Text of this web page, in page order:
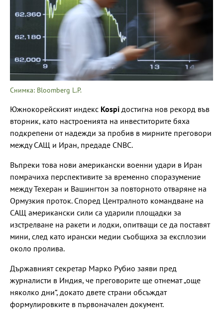
Снимка: Bloomberg L.P.
Южнокорейският индекс Kospi достигна нов рекорд във
вторник, като настроенията на инвеститорите бяха
подкрепени от надежди за пробив в мирните преговори
между САЩ и Иран, предаде CNBC.
Въпреки това нови американски военни удари в Иран
помрачиха перспективите за временно споразумение
между Техеран и Вашингтон за повторното отваряне на
Ормузкия проток. Според Централното командване на
САЩ американски сили са ударили площадки за
изстрелване на ракети и лодки, опитващи се да поставят
мини, след като ирански медии съобщиха за експлозии
около пролива.
Държавният секретар Марко Рубио заяви пред
журналисти в Индия, че преговорите ще отнемат „още
няколко дни“, докато двете страни обсъждат
формулировките в първоначален документ.